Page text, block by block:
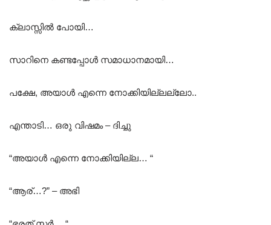
ക്ലാസ്സിൽ പോയി…
സാറിനെ കണ്ടപ്പോൾ സമാധാനമായി…
പക്ഷേ, അയാൾ എന്നെ നോക്കിയില്ലല്ലോ..
എന്താടി… ഒരു വിഷമം – ദിച്ചു
“അയാൾ എന്നെ നോക്കിയില്ല… “
“ആര്…?” – അഭി